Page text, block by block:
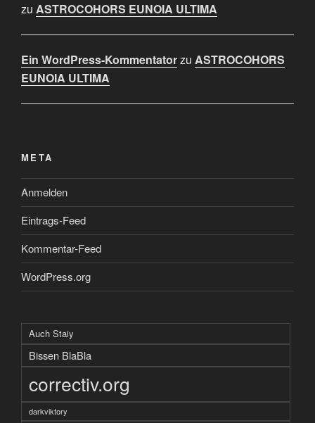
zu ASTROCOHORS EUNOIA ULTIMA
Ein WordPress-Kommentatorzu ASTROCOHORS
EUNOIA ULTIMA
META
Anmelden
Eintrags-Feed
Kommentar-Feed
WordPress.org
Auch Staiy
Bissen BlaBla
correctiv.org
darkviktory